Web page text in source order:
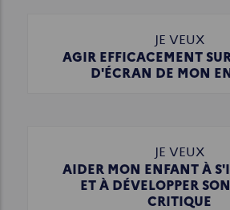
JE VEUX
AGIR EFFICACEMENT
D'ÉCRAN DE MON
JE VEUX
AIDER MON ENFANT À
ET À DÉVELOPPER
CRITIQUE